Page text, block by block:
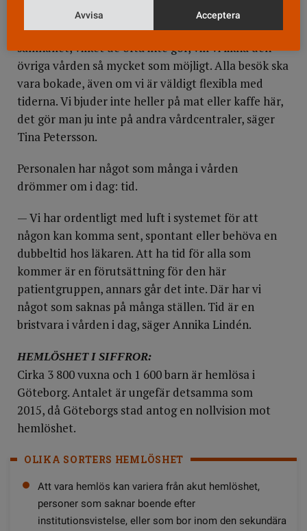
— Det är viktigt med normaliseringsprocessen. För
att patienterna ska få känna att de är en del av
samhället, vilket de ofta inte gör, vill vi likna den
övriga vården så mycket som möjligt. Alla besök ska
vara bokade, även om vi är väldigt flexibla med
tiderna. Vi bjuder inte heller på mat eller kaffe här,
det gör man ju inte på andra vårdcentraler, säger
Tina Petersson.
Personalen har något som många i vården
drömmer om i dag: tid.
— Vi har ordentligt med luft i systemet för att
någon kan komma sent, spontant eller behöva en
dubbeltid hos läkaren. Att ha tid för alla som
kommer är en förutsättning för den här
patientgruppen, annars går det inte. Där har vi
något som saknas på många ställen. Tid är en
bristvara i vården i dag, säger Annika Lindén.
HEMLÖSHET I SIFFROR:
Cirka 3 800 vuxna och 1 600 barn är hemlösa i
Göteborg. Antalet är ungefär detsamma som
2015, då Göteborgs stad antog en nollvision mot
hemlöshet.
OLIKA SORTERS HEMLÖSHET
Att vara hemlös kan variera från akut hemlöshet,
personer som saknar boende efter
institutionsvistelse, eller som bor inom den sekundära
Avvisa Acceptera